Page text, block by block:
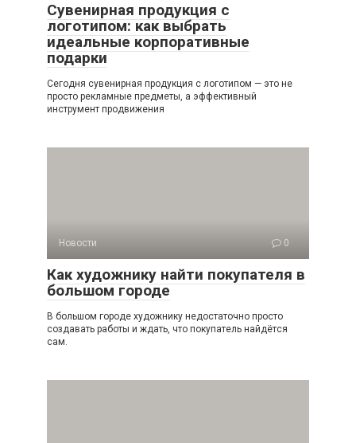
Сувенирная продукция с
логотипом: как выбрать
идеальные корпоративные
подарки
Сегодня сувенирная продукция с логотипом — это не
просто рекламные предметы, а эффективный
инструмент продвижения
Новости 0
Как художнику найти покупателя в
большом городе
В большом городе художнику недостаточно просто
создавать работы и ждать, что покупатель найдётся
сам.